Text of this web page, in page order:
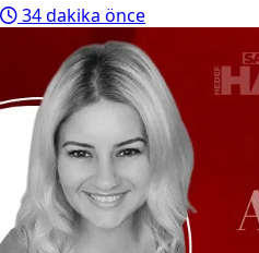
34 dakika önce